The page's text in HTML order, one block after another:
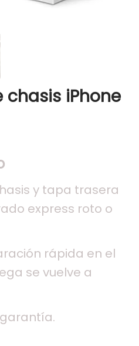
iPhone
y tapa trasera
express roto o
rápida en el
se vuelve a